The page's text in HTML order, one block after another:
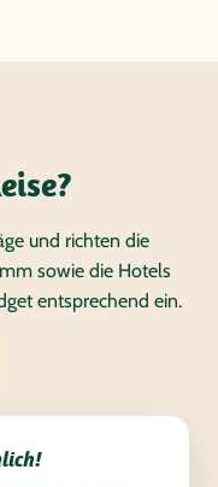
und richten die
sowie die Hotels
entsprechend ein.